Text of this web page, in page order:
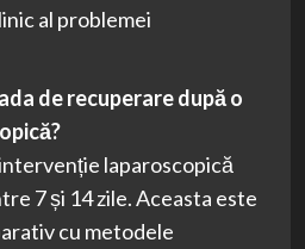
al problemei
de recuperare după o
laparoscopică
7 și 14 zile. Aceasta este
cu metodele